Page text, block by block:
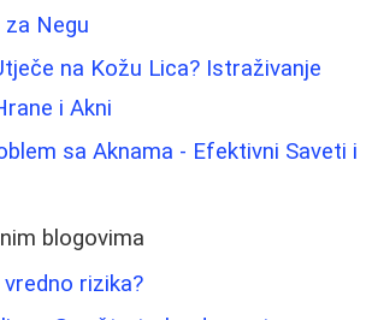
za Negu
na Kožu Lica? Istraživanje
i Akni
sa Aknama - Efektivni Saveti i
blogovima
vredno rizika?